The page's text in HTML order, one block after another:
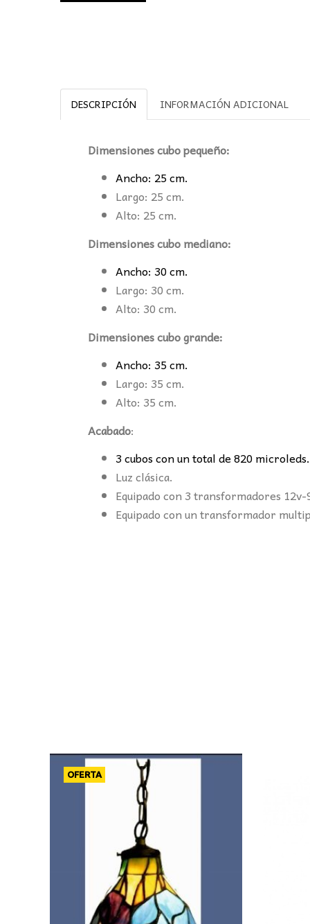
DESCRIPCIÓN INFORMACIÓN ADICIONAL
Dimensiones cubo pequeño:
Ancho: 25 cm.
Largo: 25 cm.
Alto: 25 cm.
Dimensiones cubo mediano:
Ancho: 30 cm.
Largo: 30 cm.
Alto: 30 cm.
Dimensiones cubo grande:
Ancho: 35 cm.
Largo: 35 cm.
Alto: 35 cm.
Acabado:
3 cubos con un total de 820 microleds.
Luz clásica.
Equipado con 3 transformadores
Equipado con un transformador
OFERTA